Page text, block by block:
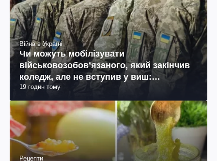
Війна в Україні
Чи можуть мобілізувати
військовозобов’язаного, який закінчив
коледж, але не вступив у виш:
пояснення юриста
19 годин тому
Рецепти